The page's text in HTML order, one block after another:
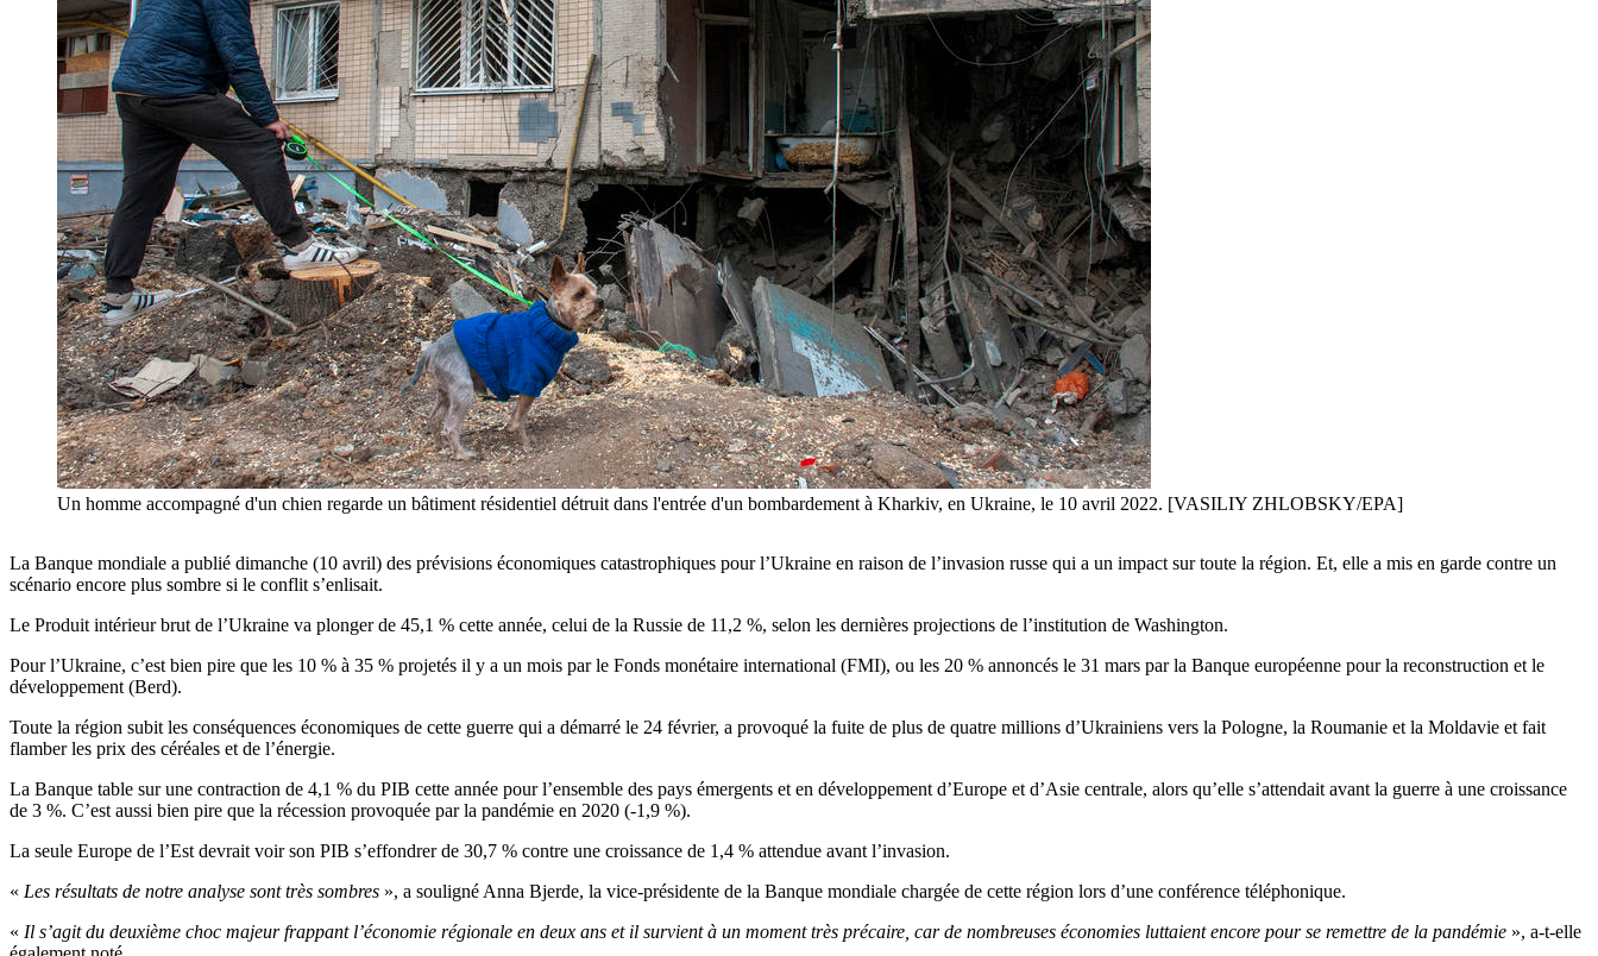
Un homme accompagné d'un chien regarde un bâtiment résidentiel détruit dans l'entrée d'un bombardement à Kharkiv, en Ukraine, le 10 avril 2022. [VASILIY ZHLOBSKY/EPA]
La Banque mondiale a publié dimanche (10 avril) des prévisions économiques catastrophiques pour l’Ukraine en raison de l’invasion russe qui a un impact sur toute la région. Et, elle a mis en garde contre un
scénario encore plus sombre si le conflit s’enlisait.
Le Produit intérieur brut de l’Ukraine va plonger de 45,1 % cette année, celui de la Russie de 11,2 %, selon les dernières projections de l’institution de Washington.
Pour l’Ukraine, c’est bien pire que les 10 % à 35 % projetés il y a un mois par le Fonds monétaire international (FMI), ou les 20 % annoncés le 31 mars par la Banque européenne pour la reconstruction et le
développement (Berd).
Toute la région subit les conséquences économiques de cette guerre qui a démarré le 24 février, a provoqué la fuite de plus de quatre millions d’Ukrainiens vers la Pologne, la Roumanie et la Moldavie et fait
flamber les prix des céréales et de l’énergie.
La Banque table sur une contraction de 4,1 % du PIB cette année pour l’ensemble des pays émergents et en développement d’Europe et d’Asie centrale, alors qu’elle s’attendait avant la guerre à une croissance
de 3 %. C’est aussi bien pire que la récession provoquée par la pandémie en 2020 (-1,9 %).
La seule Europe de l’Est devrait voir son PIB s’effondrer de 30,7 % contre une croissance de 1,4 % attendue avant l’invasion.
« Les résultats de notre analyse sont très sombres », a souligné Anna Bjerde, la vice-présidente de la Banque mondiale chargée de cette région lors d’une conférence téléphonique.
« Il s’agit du deuxième choc majeur frappant l’économie régionale en deux ans et il survient à un moment très précaire, car de nombreuses économies luttaient encore pour se remettre de la pandémie », a-t-elle